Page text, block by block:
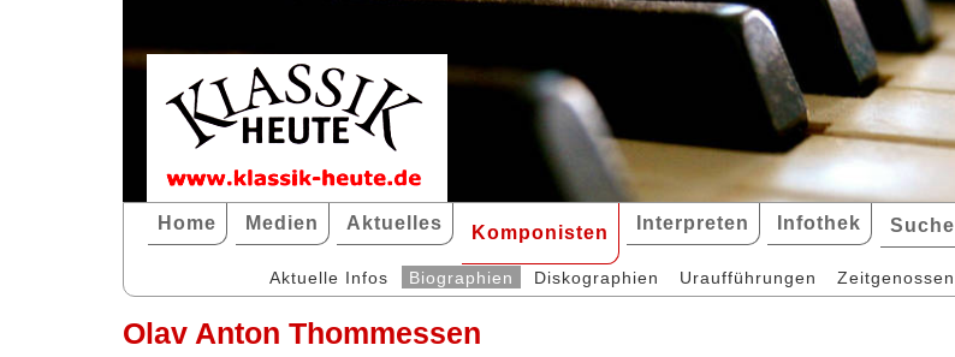
Home Medien Aktuelles Komponisten Interpreten Infothek Suche
Aktuelle Infos Biographien Diskographien Uraufführungen Zeitgenossen
Olav Anton Thommessen